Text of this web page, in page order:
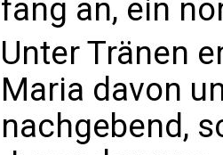
fang an, ein
Unter Tränen
Maria davon
nachgebend,